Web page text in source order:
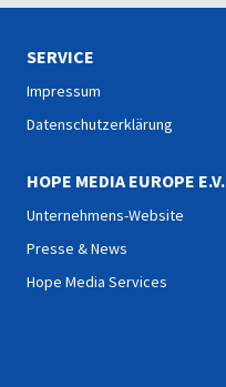
Menschen zu bekennen.
SERVICE
Impressum
Datenschutzerklärung
HOPE MEDIA EUROPE E.V.
Unternehmens-Website
Presse & News
Hope Media Services